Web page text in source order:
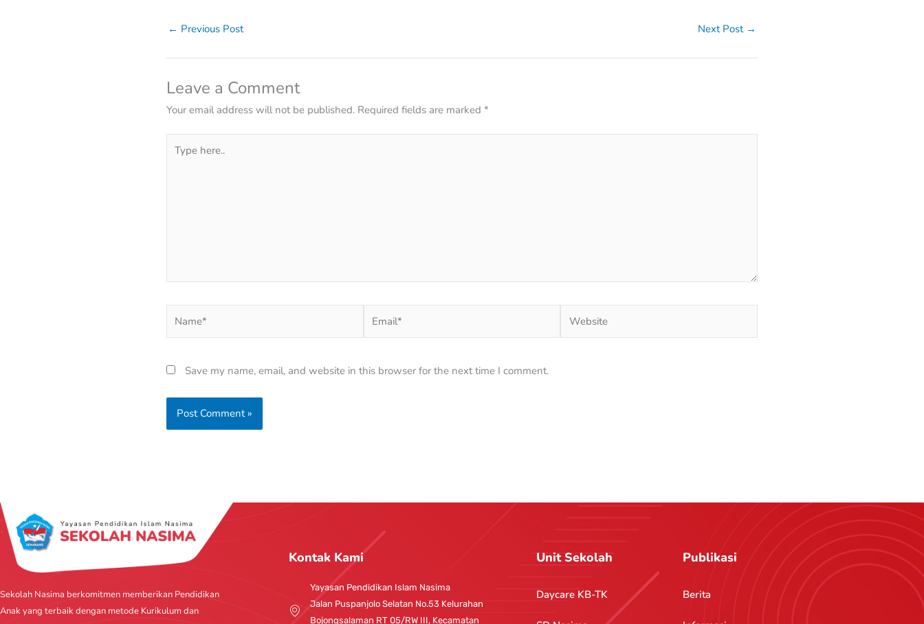
← Previous Post Next Post →
Leave a Comment
Your email address will not be published. Required fields are marked *
here..
Save my name, email, and website in this browser for the next time I comment.
Sekolah Nasima berkomitmen memberikan Pendidikan
Anak yang terbaik dengan metode Kurikulum dan
Kontak Kami
Yayasan Pendidikan Islam Nasima
Jalan Puspanjolo Selatan No.53 Kelurahan
Bojongsalaman RT 05/RW III, Kecamatan
Unit Sekolah
Daycare KB-TK
Publikasi
Berita